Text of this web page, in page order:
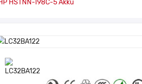
HSTNN-I98C-5 Akku